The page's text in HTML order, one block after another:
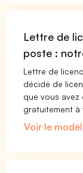
Lettre de
poste :
Lettre de
décidé de
que vous
gratuitement
Voir le